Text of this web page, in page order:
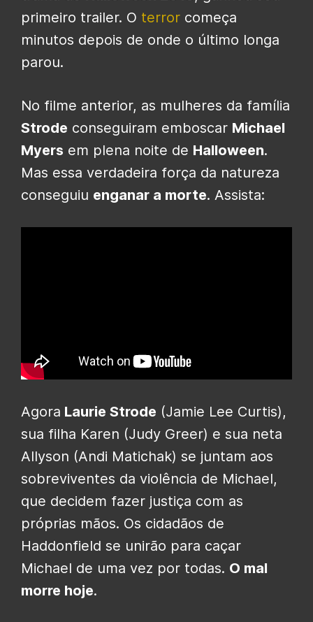
primeiro trailer. O terror começa
minutos depois de onde o último longa
parou.
No filme anterior, as mulheres da família
Strode conseguiram emboscar Michael
Myers em plena noite de Halloween.
Mas essa verdadeira força da natureza
conseguiu enganar a morte. Assista:
Agora Laurie Strode (Jamie Lee Curtis),
sua filha Karen (Judy Greer) e sua neta
Allyson (Andi Matichak) se juntam aos
sobreviventes da violência de Michael,
que decidem fazer justiça com as
próprias mãos. Os cidadãos de
Haddonfield se unirão para caçar
Michael de uma vez por todas. O mal
morre hoje.